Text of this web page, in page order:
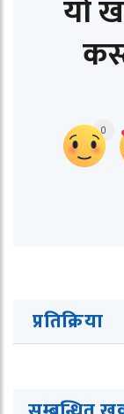
यो
0
प्रतिक्रिया